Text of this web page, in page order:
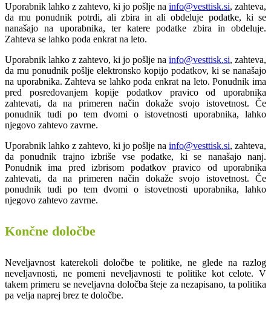
Uporabnik lahko z zahtevo, ki jo pošlje na info@vesttisk.si, zahteva,
da mu ponudnik potrdi, ali zbira in ali obdeluje podatke, ki se
nanašajo na uporabnika, ter katere podatke zbira in obdeluje.
Zahteva se lahko poda enkrat na leto.
Uporabnik lahko z zahtevo, ki jo pošlje na info@vesttisk.si, zahteva,
da mu ponudnik pošlje elektronsko kopijo podatkov, ki se nanašajo
na uporabnika. Zahteva se lahko poda enkrat na leto. Ponudnik ima
pred posredovanjem kopije podatkov pravico od uporabnika
zahtevati, da na primeren način dokaže svojo istovetnost. Če
ponudnik tudi po tem dvomi o istovetnosti uporabnika, lahko
njegovo zahtevo zavrne.
Uporabnik lahko z zahtevo, ki jo pošlje na info@vesttisk.si, zahteva,
da ponudnik trajno izbriše vse podatke, ki se nanašajo nanj.
Ponudnik ima pred izbrisom podatkov pravico od uporabnika
zahtevati, da na primeren način dokaže svojo istovetnost. Če
ponudnik tudi po tem dvomi o istovetnosti uporabnika, lahko
njegovo zahtevo zavrne.
Končne določbe
Neveljavnost katerekoli določbe te politike, ne glede na razlog
neveljavnosti, ne pomeni neveljavnosti te politike kot celote. V
takem primeru se neveljavna določba šteje za nezapisano, ta politika
pa velja naprej brez te določbe.